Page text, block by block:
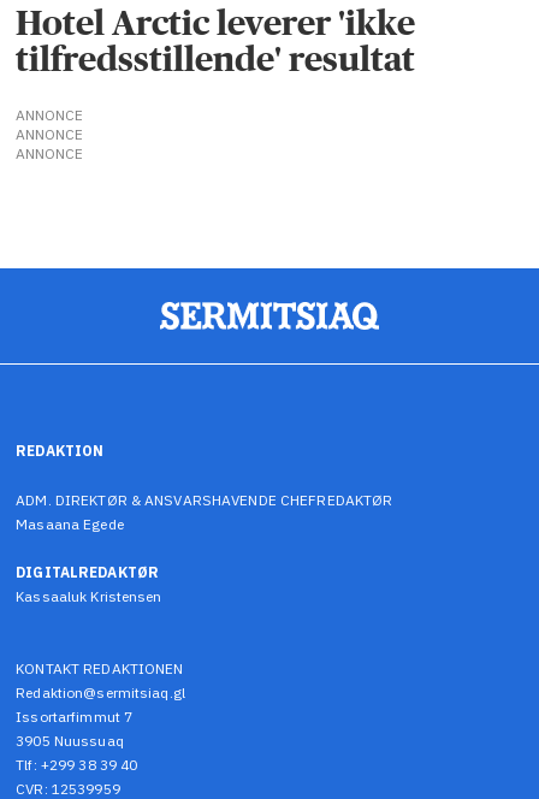
Hotel Arctic leverer 'ikke
tilfredsstillende' resultat
ANNONCE
ANNONCE
ANNONCE
REDAKTION
ADM. DIREKTØR & ANSVARSHAVENDE CHEFREDAKTØR
Masaana Egede
DIGITALREDAKTØR
Kassaaluk Kristensen
KONTAKT REDAKTIONEN
Redaktion@sermitsiaq.gl
Issortarfimmut 7
3905 Nuussuaq
Tlf: +299 38 39 40
CVR: 12539959